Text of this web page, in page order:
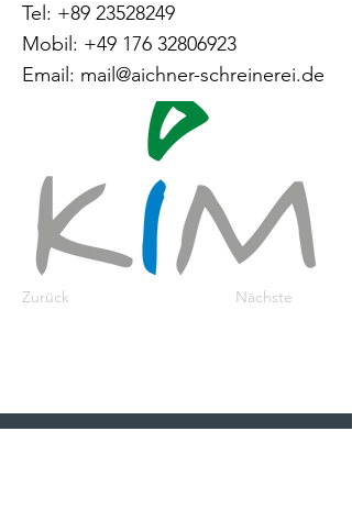
Tel: +89 23528249
Mobil: +49 176 32806923
Email: mail@aichner-schreinerei.de
Zurück Nächste